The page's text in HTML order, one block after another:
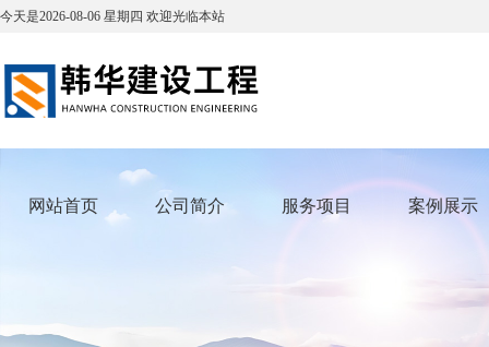
今天是2026-08-06 星期四 欢迎光临本站
网站首页 公司简介 服务项目 案例展示